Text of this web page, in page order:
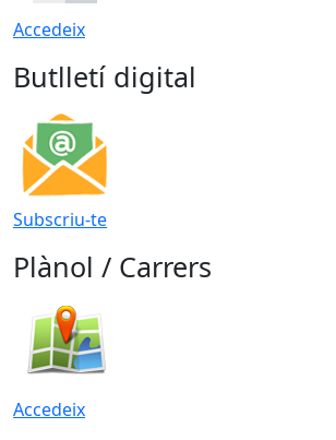
Accedeix
Butlletí digital
Subscriu-te
Plànol / Carrers
Accedeix